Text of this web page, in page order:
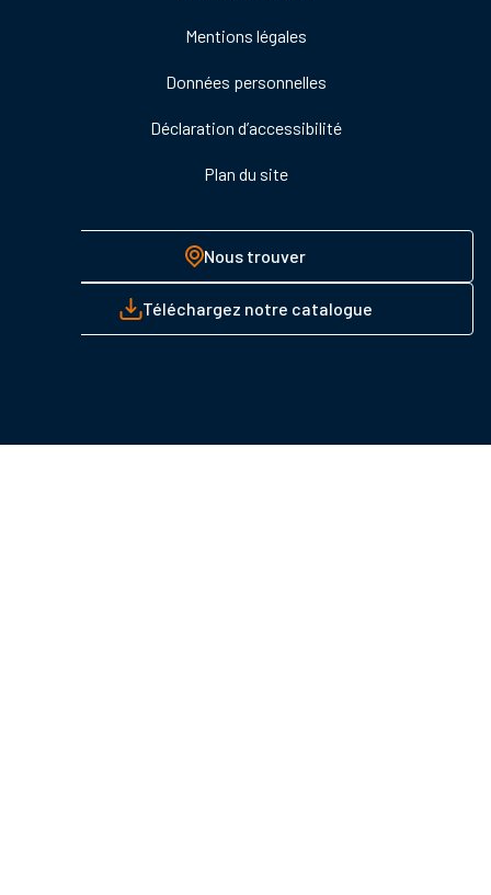
Mentions légales
Données personnelles
Déclaration d’accessibilité
Plan du site
Nous trouver
Téléchargez notre catalogue